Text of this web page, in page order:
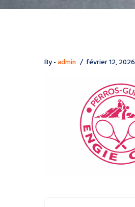
By -admin février 12, 2026